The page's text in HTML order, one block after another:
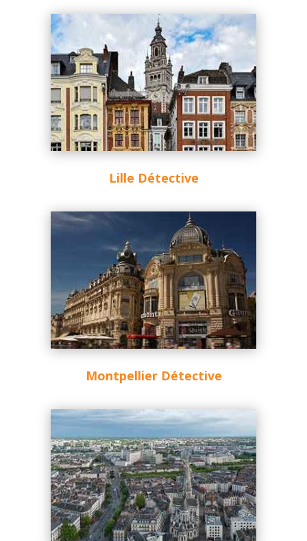
Lille Détective
Montpellier Détective